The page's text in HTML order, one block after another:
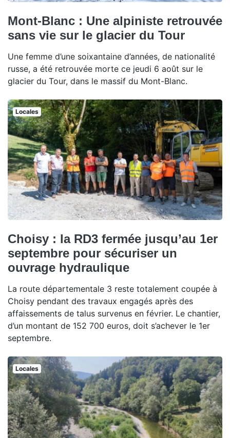
Mont-Blanc : Une alpiniste retrouvée
sans vie sur le glacier du Tour
Une femme d’une soixantaine d’années, de nationalité
russe, a été retrouvée morte ce jeudi 6 août sur le
glacier du Tour, dans le massif du Mont-Blanc.
Locales
Choisy : la RD3 fermée jusqu’au 1er
septembre pour sécuriser un
ouvrage hydraulique
La route départementale 3 reste totalement coupée à
Choisy pendant des travaux engagés après des
affaissements de talus survenus en février. Le chantier,
d’un montant de 152 700 euros, doit s’achever le 1er
septembre.
Locales